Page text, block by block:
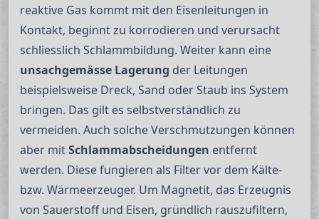
reaktive Gas kommt mit den Eisenleitungen in
Kontakt, beginnt zu korrodieren und verursacht
schliesslich Schlammbildung. Weiter kann eine
unsachgemässe Lagerung der Leitungen
beispielsweise Dreck, Sand oder Staub ins System
bringen. Das gilt es selbstverständlich zu
vermeiden. Auch solche Verschmutzungen können
aber mitSchlammabscheidungen entfernt
werden. Diese fungieren als Filter vor dem Kälte-
bzw. Wärmeerzeuger. Um Magnetit, das Erzeugnis
von Sauerstoff und Eisen, gründlich rauszufiltern,